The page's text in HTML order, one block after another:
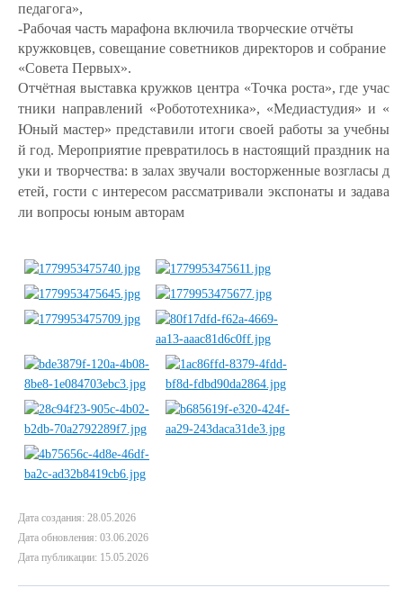
педагога»,
-Рабочая часть марафона включила творческие отчёты
кружковцев, совещание советников директоров и собрание
«Совета Первых».
Отчётная выставка кружков центра «Точка роста», где учас
тники направлений «Робототехника», «Медиастудия» и «
Юный мастер» представили итоги своей работы за учебны
й год. Мероприятие превратилось в настоящий праздник на
уки и творчества: в залах звучали восторженные возгласы д
етей, гости с интересом рассматривали экспонаты и задава
ли вопросы юным авторам
Дата создания: 28.05.2026
Дата обновления: 03.06.2026
Дата публикации: 15.05.2026